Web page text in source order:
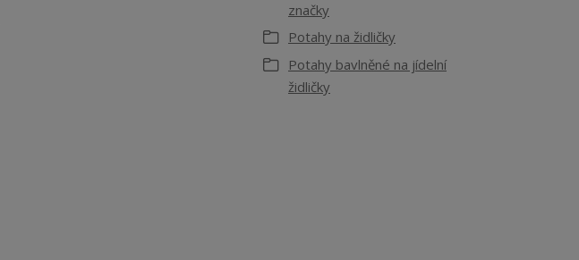
značky
Potahy na židličky
Potahy bavlněné na jídelní
židličky